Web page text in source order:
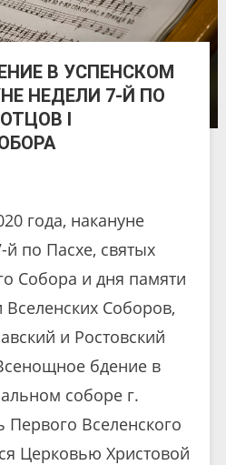
В УСПЕНСКОМ
НЕДЕЛИ 7-Й ПО
I
года, накануне
й по Пасхе, святых
Собора и дня памяти
Вселенских Соборов,
и Ростовский
бдение в
соборе г.
Первого Вселенского
Церковью Христовой